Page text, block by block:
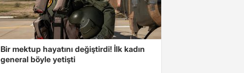
Bir mektup hayatını değiştirdi! İlk kadın
general böyle yetişti